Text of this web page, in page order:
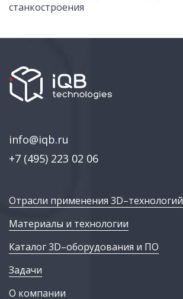
станкостроения
info@iqb.ru
+7 (495) 223 02 06
Отрасли применения 3D–технологий
Материалы и технологии
Каталог 3D–оборудования и ПО
Задачи
О компании